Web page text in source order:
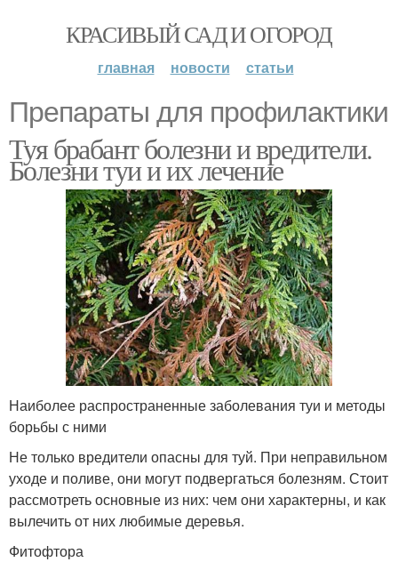
КРАСИВЫЙ САД И ОГОРОД
главная новости статьи
Препараты для профилактики
Туя брабант болезни и вредители.
Болезни туи и их лечение
Наиболее распространенные заболевания туи и методы
борьбы с ними
Не только вредители опасны для туй. При неправильном
уходе и поливе, они могут подвергаться болезням. Стоит
рассмотреть основные из них: чем они характерны, и как
вылечить от них любимые деревья.
Фитофтора